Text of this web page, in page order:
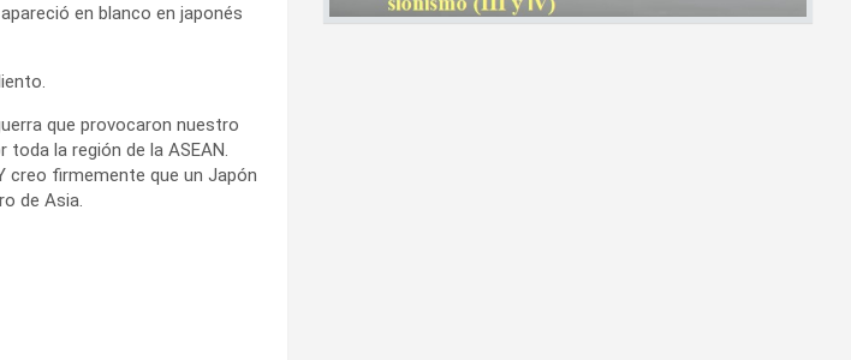
en blanco en japonés
que provocaron nuestro
la región de la ASEAN.
creo firmemente que un Japón
de Asia.